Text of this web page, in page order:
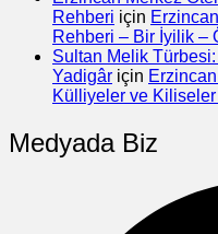
Rehberi için
Rehberi – Bir İyilik –
Sultan Melik
Yadigâr için
Külliyeler ve
Medyada Biz